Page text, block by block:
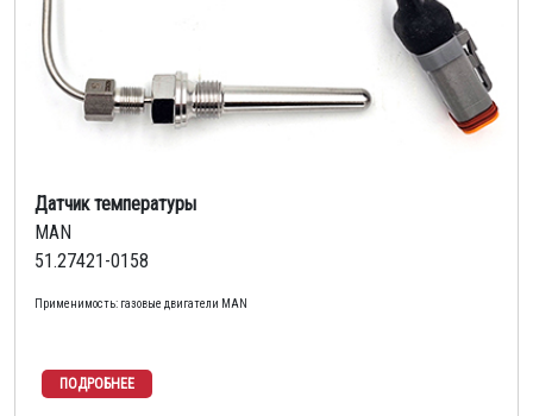
Датчик температуры
MAN
51.27421-0158
Применимость: газовые двигатели MAN